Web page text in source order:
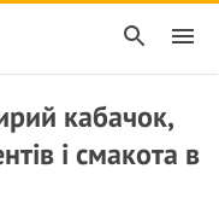
кабачок,
і смакота в